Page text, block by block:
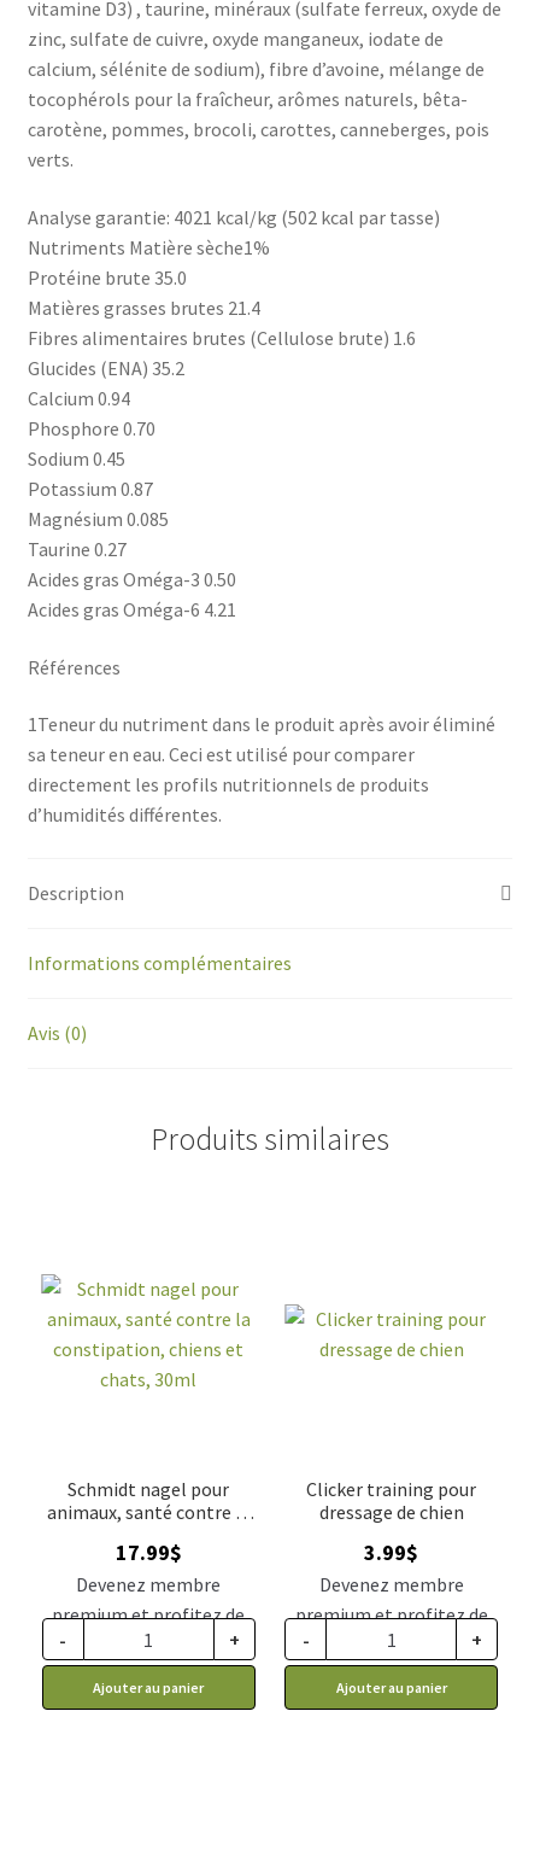
vitamine D3) , taurine, minéraux (sulfate ferreux, oxyde de
zinc, sulfate de cuivre, oxyde manganeux, iodate de
calcium, sélénite de sodium), fibre d’avoine, mélange de
tocophérols pour la fraîcheur, arômes naturels, bêta-
carotène, pommes, brocoli, carottes, canneberges, pois
verts.
Analyse garantie: 4021 kcal/kg (502 kcal par tasse)
Nutriments Matière sèche1%
Protéine brute 35.0
Matières grasses brutes 21.4
Fibres alimentaires brutes (Cellulose brute) 1.6
Glucides (ENA) 35.2
Calcium 0.94
Phosphore 0.70
Sodium 0.45
Potassium 0.87
Magnésium 0.085
Taurine 0.27
Acides gras Oméga-3 0.50
Acides gras Oméga-6 4.21
Références
1Teneur du nutriment dans le produit après avoir éliminé
sa teneur en eau. Ceci est utilisé pour comparer
directement les profils nutritionnels de produits
d’humidités différentes.
Description
Informations complémentaires
Avis (0)
Produits similaires
Schmidt nagel pour
animaux, santé contre la
chats, 30ml
17.99$
Devenez membre
premium et profitez de
ce prix rabais : 14.84$ CA
- +
Ajouter au panier
Clicker training pour
dressage de chien
3.99$
Devenez membre
premium et profitez de
ce prix rabais : 3.29$ CA
- +
Ajouter au panier